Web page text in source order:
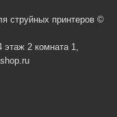
струйных принтеров ©
2 комната 1,